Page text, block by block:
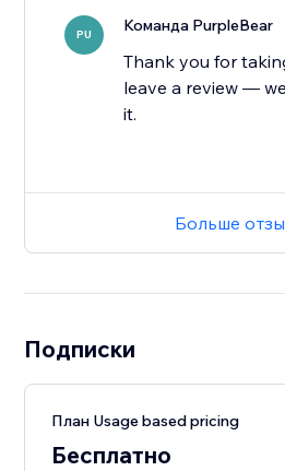
PU Команда PurpleBear
Thank you for
leave a review —
it.
Больше
Подписки
План Usage based pricing
Бесплатно